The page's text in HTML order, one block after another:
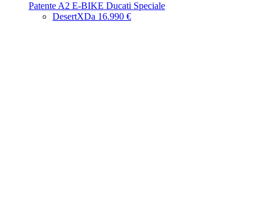
Patente A2 E-BIKE Ducati Speciale
DesertXDa 16.990 €